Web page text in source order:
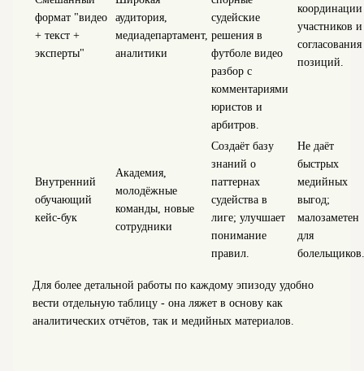
формат "видео
+ текст +
эксперты"
аудитория,
медиадепартамент,
аналитики
судейские
решения в
футболе видео
разбор с
комментариями
юристов и
арбитров.
координации
участников и
согласования
позиций.
Внутренний
обучающий
кейс‑бук
Академия,
молодёжные
команды, новые
сотрудники
Создаёт базу
знаний о
паттернах
судейства в
лиге; улучшает
понимание
правил.
Не даёт
быстрых
медийных
выгод;
малозаметен
для
болельщиков.
Для более детальной работы по каждому эпизоду удобно
вести отдельную таблицу - она ляжет в основу как
аналитических отчётов, так и медийных материалов.